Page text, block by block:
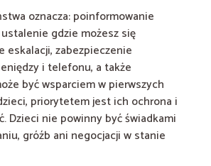
oznacza: poinformowanie
gdzie możesz się
eskalacji, zabezpieczenie
i telefonu, a także
być wsparciem w pierwszych
priorytetem jest ich ochrona i
Dzieci nie powinny być świadkami
gróźb ani negocjacji w stanie